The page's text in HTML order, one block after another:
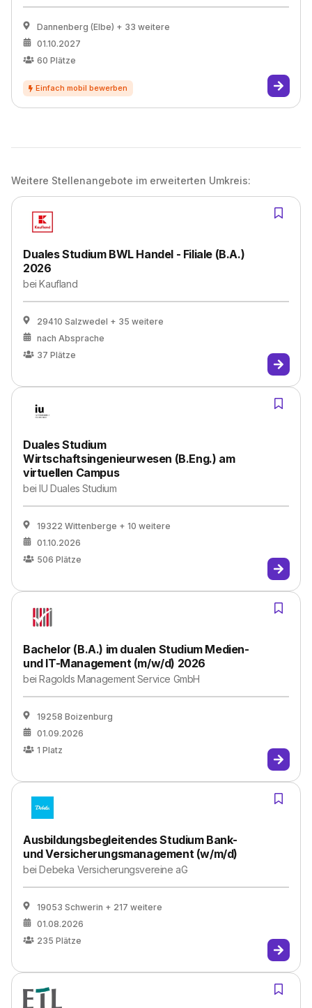
Dannenberg (Elbe) + 33 weitere
01.10.2027
60 Plätze
Weitere Stellenangebote im erweiterten Umkreis:
Duales Studium BWL Handel - Filiale (B.A.)
2026
beiKaufland
29410 Salzwedel + 35 weitere
nach Absprache
37 Plätze
Duales Studium
Wirtschaftsingenieurwesen (B.Eng.) am
virtuellen Campus
beiIU Duales Studium
19322 Wittenberge + 10 weitere
01.10.2026
506 Plätze
Bachelor (B.A.) im dualen Studium Medien-
und IT-Management (m/w/d) 2026
beiRagolds Management Service GmbH
19258 Boizenburg
01.09.2026
1 Platz
Ausbildungsbegleitendes Studium Bank-
und Versicherungsmanagement (w/m/d)
beiDebeka Versicherungsvereine aG
19053 Schwerin + 217 weitere
01.08.2026
235 Plätze